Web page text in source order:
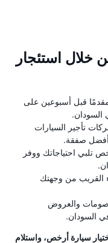
خلال استئجار
قبل أسبوعين على
السودان.
تأجير السيارات
أفضل صفقة.
تلبي احتياجاتك ووفر
القريب من وجهتك
والعروض
السودان.
سيارة أرخص، واستلام